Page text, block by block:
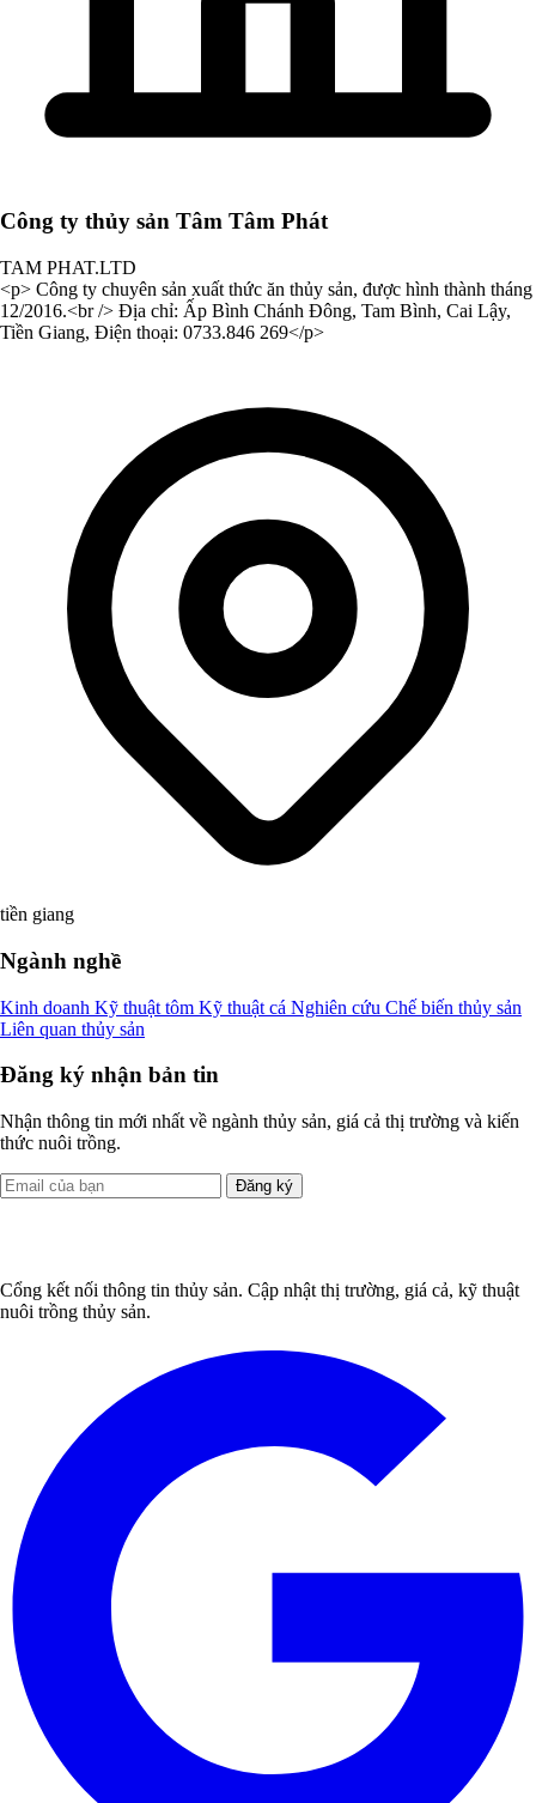
Công ty thủy sản Tâm Tâm Phát
TAM PHAT.LTD
<p> Công ty chuyên sản xuất thức ăn thủy sản, được hình thành tháng
12/2016.<br /> Địa chỉ: Ấp Bình Chánh Đông, Tam Bình, Cai Lậy,
Tiền Giang, Điện thoại: 0733.846 269</p>
tiền giang
Ngành nghề
Kinh doanh Kỹ thuật tôm Kỹ thuật cá Nghiên cứu Chế biến thủy sản
Liên quan thủy sản
Đăng ký nhận bản tin
Nhận thông tin mới nhất về ngành thủy sản, giá cả thị trường và kiến
thức nuôi trồng.
Đăng ký
Cổng kết nối thông tin thủy sản. Cập nhật thị trường, giá cả, kỹ thuật
nuôi trồng thủy sản.